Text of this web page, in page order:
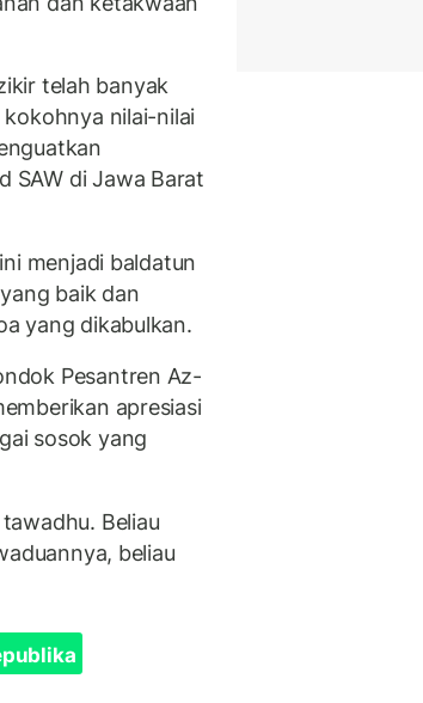
telah banyak
nilai-nilai
SAW di Jawa Barat
menjadi baldatun
baik dan
yang dikabulkan.
Pesantren Az-
apresiasi
sosok yang
Beliau
beliau